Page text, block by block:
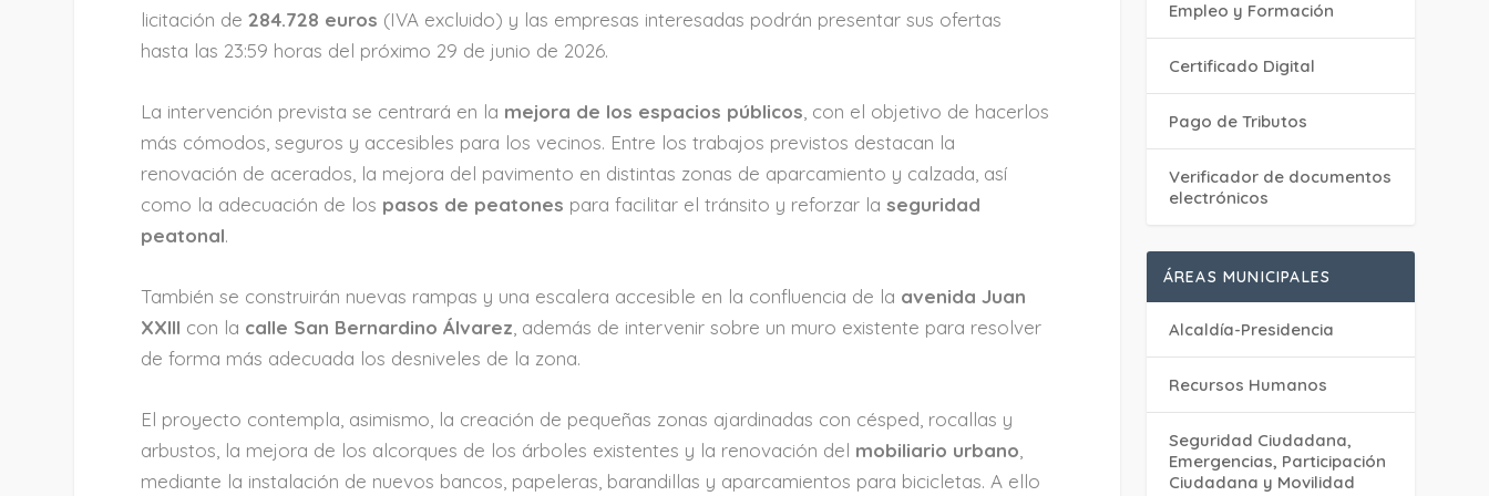
licitación de284.728 euros (IVA excluido) y las empresas interesadas podrán presentar sus ofertas
hasta las 23:59 horas del próximo 29 de junio de 2026.
La intervención prevista se centrará en la mejora de los espacios públicos , con el objetivo de hacerlos
más cómodos, seguros y accesibles para los vecinos. Entre los trabajos previstos destacan la
renovación de acerados, la mejora del pavimento en distintas zonas de aparcamiento y calzada, así
como la adecuación de los pasos de peatones para facilitar el tránsito y reforzar laseguridad
peatonal.
También se construirán nuevas rampas y una escalera accesible en la confluencia de la avenida Juan
XXIII con la calle San Bernardino Álvarez, además de intervenir sobre un muro existente para resolver
de forma más adecuada los desniveles de la zona.
El proyecto contempla, asimismo, la creación de pequeñas zonas ajardinadas con césped, rocallas y
arbustos, la mejora de los alcorques de los árboles existentes y la renovación del mobiliario urbano,
mediante la instalación de nuevos bancos, papeleras, barandillas y aparcamientos para bicicletas. A ello
Empleo y Formación
Certificado Digital
Pago de Tributos
Verificador de documentos
electrónicos
ÁREAS MUNICIPALES
Alcaldía-Presidencia
Recursos Humanos
Seguridad Ciudadana,
Emergencias, Participación
Ciudadana y Movilidad